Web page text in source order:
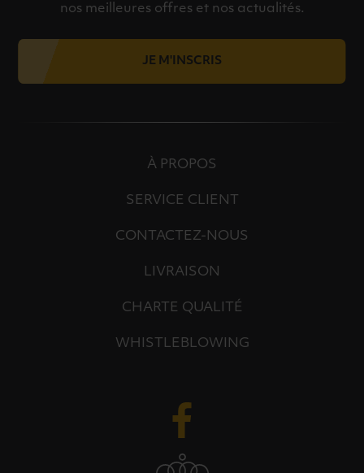
nos meilleures offres et nos actualités.
JE M'INSCRIS
À PROPOS
SERVICE CLIENT
CONTACTEZ-NOUS
LIVRAISON
CHARTE QUALITÉ
WHISTLEBLOWING